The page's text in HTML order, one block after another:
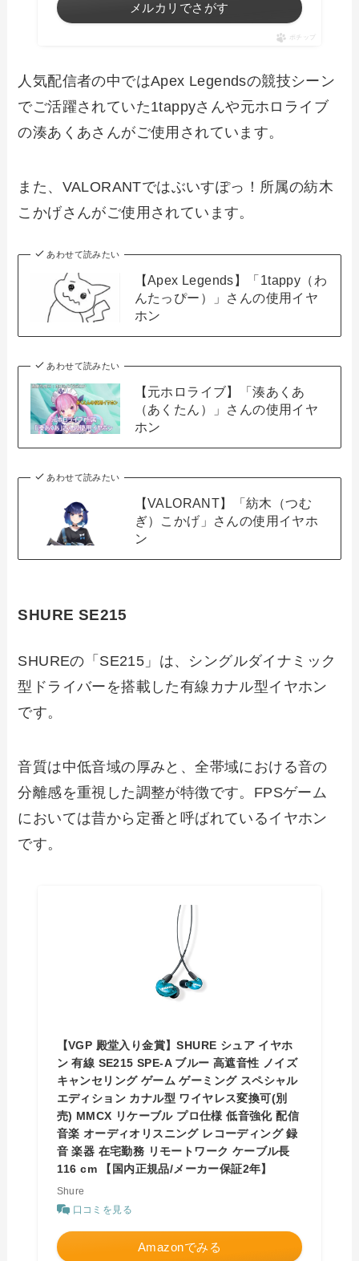
メルカリでさがす
ポチップ
人気配信者の中ではApex Legendsの競技シーン
でご活躍されていた1tappyさんや元ホロライブ
の湊あくあさんがご使用されています。
また、VALORANTではぶいすぽっ！所属の紡木
こかげさんがご使用されています。
あわせて読みたい
【Apex Legends】「1tappy（わ
んたっぴー）」さんの使用イヤ
ホン
あわせて読みたい
【元ホロライブ】「湊あくあ
（あくたん）」さんの使用イヤ
ホン
あわせて読みたい
【VALORANT】「紡木（つむ
ぎ）こかげ」さんの使用イヤホ
ン
SHURE SE215
SHUREの「SE215」は、シングルダイナミック
型ドライバーを搭載した有線カナル型イヤホン
です。
音質は中低音域の厚みと、全帯域における音の
分離感を重視した調整が特徴です。FPSゲーム
においては昔から定番と呼ばれているイヤホン
です。
【VGP 殿堂入り金賞】SHURE シュア イヤホ
ン 有線 SE215 SPE-A ブルー 高遮音性 ノイズ
キャンセリング ゲーム ゲーミング スペシャル
エディション カナル型 ワイヤレス変換可(別
売) MMCX リケーブル プロ仕様 低音強化 配信
音楽 オーディオリスニング レコーディング 録
音 楽器 在宅勤務 リモートワーク ケーブル長
116 cm 【国内正規品/メーカー保証2年】
Shure
口コミを見る
Amazonでみる